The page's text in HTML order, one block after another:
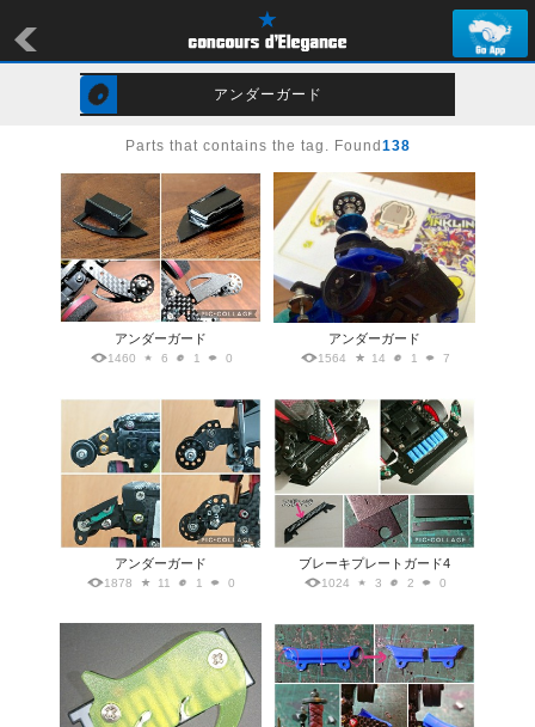
アンダーガード
Parts that contains the tag. Found 138
アンダーガード
1460 6 1 0
アンダーガード
1564 14 1 7
アンダーガード
1878 11 1 0
ブレーキプレートガード4
1024 3 2 0